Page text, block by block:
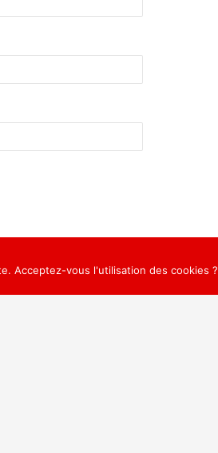
Acceptez-vous l'utilisation des cookies ?